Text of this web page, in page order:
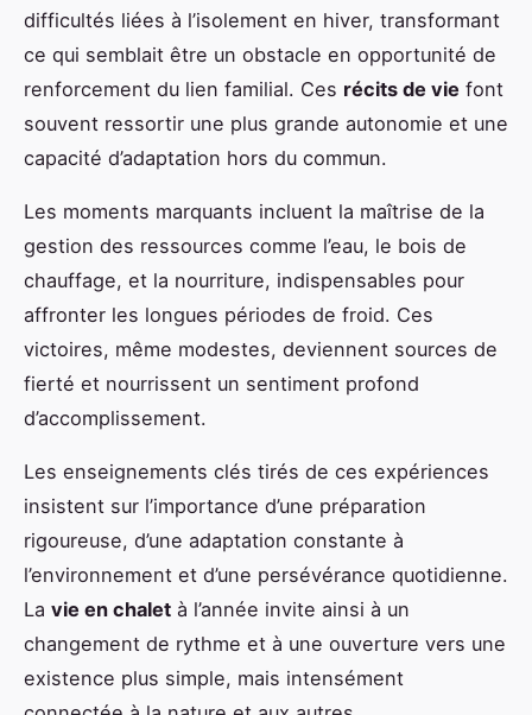
difficultés liées à l’isolement en hiver, transformant
ce qui semblait être un obstacle en opportunité de
renforcement du lien familial. Ces récits de vie font
souvent ressortir une plus grande autonomie et une
capacité d’adaptation hors du commun.
Les moments marquants incluent la maîtrise de la
gestion des ressources comme l’eau, le bois de
chauffage, et la nourriture, indispensables pour
affronter les longues périodes de froid. Ces
victoires, même modestes, deviennent sources de
fierté et nourrissent un sentiment profond
d’accomplissement.
Les enseignements clés tirés de ces expériences
insistent sur l’importance d’une préparation
rigoureuse, d’une adaptation constante à
l’environnement et d’une persévérance quotidienne.
La vie en chalet à l’année invite ainsi à un
changement de rythme et à une ouverture vers une
existence plus simple, mais intensément